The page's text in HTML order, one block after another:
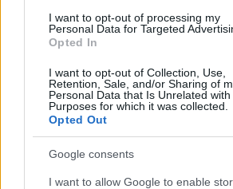
I want to opt-out of processing my
Personal Data for Targeted
Opted In
I want to opt-out of Collection, Use,
Retention, Sale, and/or Sharing of
Personal Data that Is Unrelated
Purposes for which it was collected.
Opted Out
Google consents
I want to allow Google to enable
Paris Saint-Germain
Felkészülési szezon 4. mérkőzés
Nya Ullevi, Göteborg
2026-08-08 17:00
0 nap 16 óra 33 perc 33 másodperc